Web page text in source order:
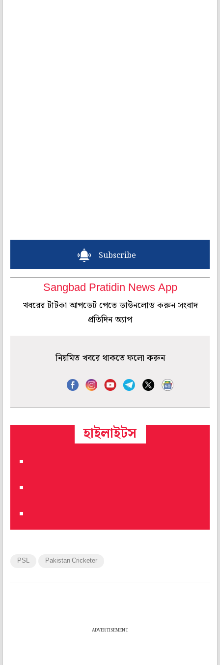
Subscribe
Sangbad Pratidin News App
খবরের টাটকা আপডেট পেতে ডাউনলোড করুন সংবাদ
প্রতিদিন অ্যাপ
নিয়মিত খবরে থাকতে ফলো করুন
হাইলাইটস
PSL Pakistan Cricketer
ADVERTISEMENT